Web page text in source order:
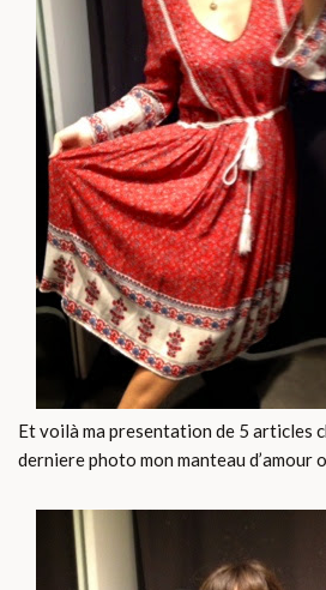
Et voilà ma presentation de 5 articles
derniere photo mon manteau d’amour